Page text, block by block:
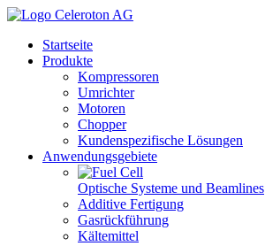
Startseite
Produkte
Kompressoren
Umrichter
Motoren
Chopper
Kundenspezifische Lösungen
Anwendungsgebiete
Optische Systeme und Beamlines
Additive Fertigung
Gasrückführung
Kältemittel